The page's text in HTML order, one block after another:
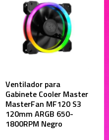
Ventilador para
Gabinete Cooler Master
MasterFan MF120 S3
120mm ARGB 650-
1800RPM Negro